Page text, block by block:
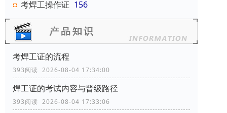
考焊工操作证 156
考焊工证的流程
393阅读 2026-08-04 17:34:00
焊工证的考试内容与晋级路径
393阅读 2026-08-04 17:33:06